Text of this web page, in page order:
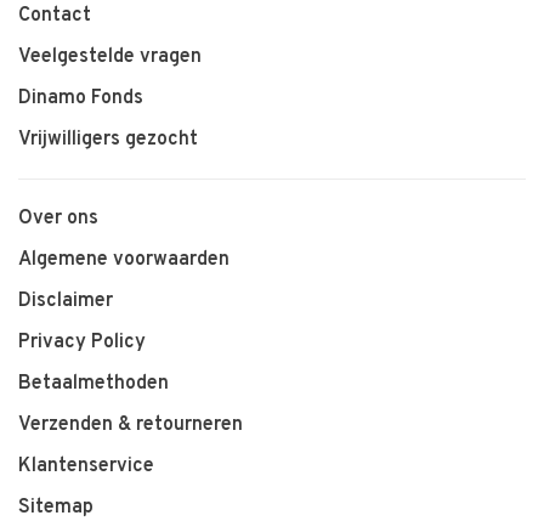
Contact
Veelgestelde vragen
Dinamo Fonds
Vrijwilligers gezocht
Over ons
Algemene voorwaarden
Disclaimer
Privacy Policy
Betaalmethoden
Verzenden & retourneren
Klantenservice
Sitemap